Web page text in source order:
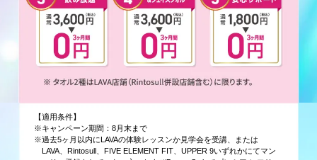
【適用条件】
※キャンペーン期間：8月末まで
※過去5ヶ月以内にLAVAの体験レッスンか見学会を受講、または
LAVA、Rintosull、FIVE ELEMENT FIT、UPPER 9いずれかにてマン